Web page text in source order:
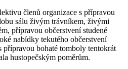
členů organizace s přípravou
sálu živým trávníkem, živými
přípravou občerstvení studené
nabídky tekutého občerstvení
přípravou bohaté tomboly tentokrát
hustopečským poměrům.